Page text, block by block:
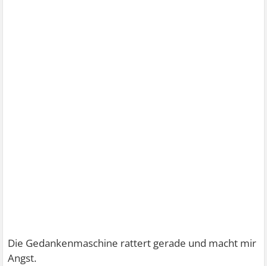
Die Gedankenmaschine rattert gerade und macht mir
Angst.